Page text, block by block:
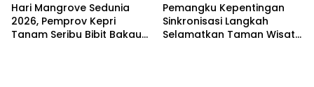
Hari Mangrove Sedunia
2026, Pemprov Kepri
Tanam Seribu Bibit Bakau
Pemangku Kepentingan
Sinkronisasi Langkah
Selamatkan Taman Wisata